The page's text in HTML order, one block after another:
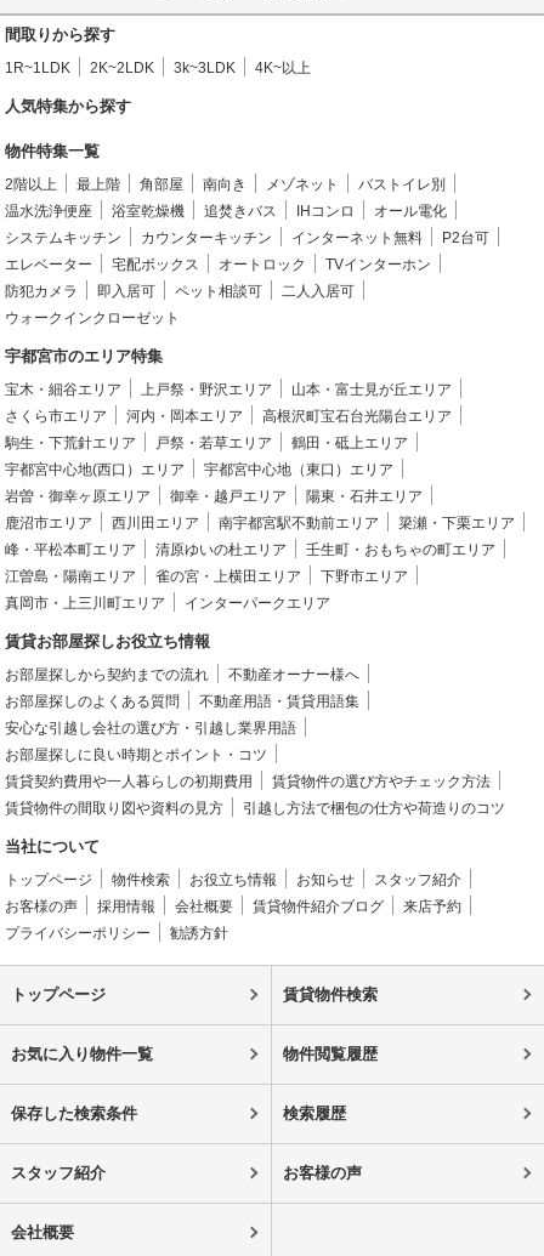
間取りから探す
1R~1LDK 2K~2LDK 3k~3LDK 4K~以上
人気特集から探す
物件特集一覧
2階以上 最上階 角部屋 南向き メゾネット
バストイレ別
温水洗浄便座
浴室乾燥機 追焚きバス IHコンロ
オール電化
システムキッチン
カウンターキッチン インターネット無料
P2台可
エレベーター
宅配ボックス オートロック
TVインターホン
防犯カメラ
即入居可 ペット相談可
二人入居可
ウォークインクローゼット
宇都宮市のエリア特集
宝木・細谷エリア 上戸祭・野沢エリア
山本・富士見が丘エリア
さくら市エリア
河内・岡本エリア
高根沢町宝石台光陽台エリア
駒生・下荒針エリア
戸祭・若草エリア
鶴田・砥上エリア
宇都宮中心地(西口）エリア
宇都宮中心地（東口）エリア
岩曽・御幸ヶ原エリア
御幸・越戸エリア
陽東・石井エリア
鹿沼市エリア
西川田エリア 南宇都宮駅不動前エリア
簗瀬・下栗エリア
峰・平松本町エリア
清原ゆいの杜エリア
壬生町・おもちゃの町エリア
江曽島・陽南エリア
雀の宮・上横田エリア
下野市エリア
真岡市・上三川町エリア
インターパークエリア
賃貸お部屋探しお役立ち情報
お部屋探しから契約までの流れ
不動産オーナー様へ
お部屋探しのよくある質問
不動産用語・賃貸用語集
安心な引越し会社の選び方・引越し業界用語
お部屋探しに良い時期とポイント・コツ
賃貸契約費用や一人暮らしの初期費用
賃貸物件の選び方やチェック方法
賃貸物件の間取り図や資料の見方
引越し方法で梱包の仕方や荷造りのコツ
当社について
トップページ 物件検索 お役立ち情報 お知らせ
スタッフ紹介
お客様の声
採用情報 会社概要 賃貸物件紹介ブログ
来店予約
プライバシーポリシー
勧誘方針
トップページ 賃貸物件検索
お気に入り物件一覧 物件閲覧履歴
保存した検索条件 検索履歴
スタッフ紹介 お客様の声
会社概要